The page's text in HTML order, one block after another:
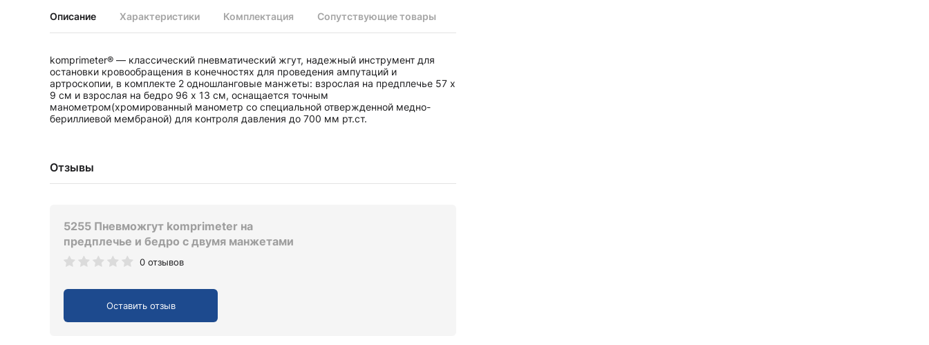
Ретиноскопы и наборы ri-vision
Запасные части для стетоскопов
Стетоскопы
Пульсоксиметры ri-fox N
Термометры и аксессуары
Описание Характеристики Комплектация Сопутствующие товары
komprimeter® — классический пневматический жгут, надежный инструмент для
остановки кровообращения в конечностях для проведения ампутаций и
артроскопии, в комплекте 2 одношланговые манжеты: взрослая на предплечье 57 х
9 см и взрослая на бедро 96 х 13 см, оснащается точным
манометром(хромированный манометр со специальной отвержденной медно-
бериллиевой мембраной) для контроля давления до 700 мм рт.ст.
Отзывы
5255 Пневможгут komprimeter на
предплечье и бедро с двумя манжетами
0 отзывов
Оставить отзыв